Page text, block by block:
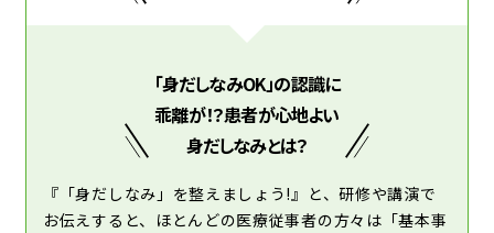
「身だしなみOK」の認識に
乖離が！？患者が心地よい
身だしなみとは？
『「身だしなみ」を整えましょう!』と、研修や講演で
お伝えすると、ほとんどの医療従事者の方々は「基本事